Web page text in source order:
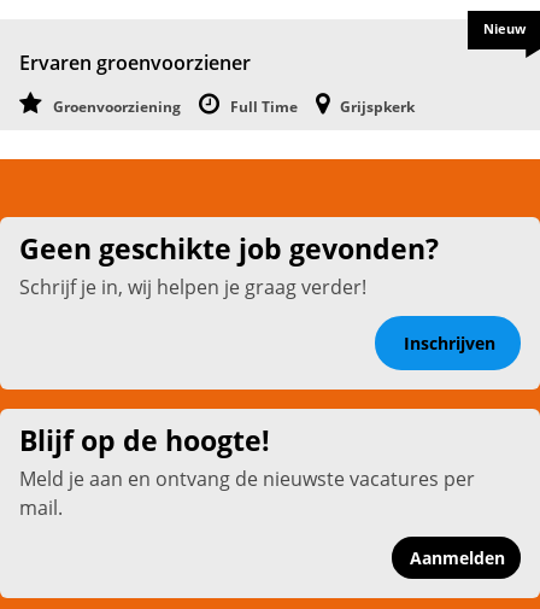
Ervaren groenvoorziener
Groenvoorziening Full Time Grijspkerk
Nieuw
Geen geschikte job gevonden?
Schrijf je in, wij helpen je graag verder!
Inschrijven
Blijf op de hoogte!
Meld je aan en ontvang de nieuwste vacatures per
mail.
Aanmelden